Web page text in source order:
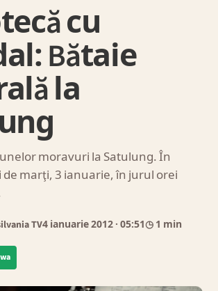
cu
Bătaie
la
moravuri la Satulung. În
marţi, 3 ianuarie, în jurul orei
TV4 ianuarie 2012 · 05:51◷ 1 min
wa